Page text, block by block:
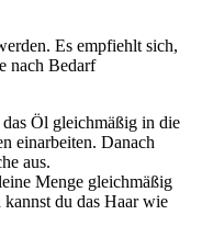
Es empfiehlt sich,
nach Bedarf
Öl gleichmäßig in die
einarbeiten. Danach
aus.
Menge gleichmäßig
du das Haar wie